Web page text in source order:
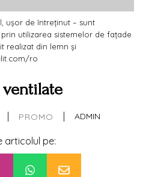
ușor de întreținut – sunt
utilizarea sistemelor de fațade
realizat din lemn și
ro
ventilate
| PROMO | ADMIN
articolul pe: